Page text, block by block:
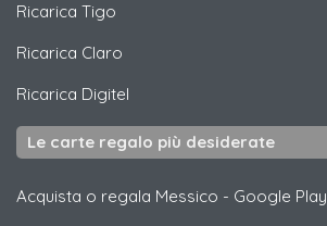
Ricarica Tigo
Ricarica Claro
Ricarica Digitel
Le carte regalo più desiderate
Acquista o regala Messico - Google Play